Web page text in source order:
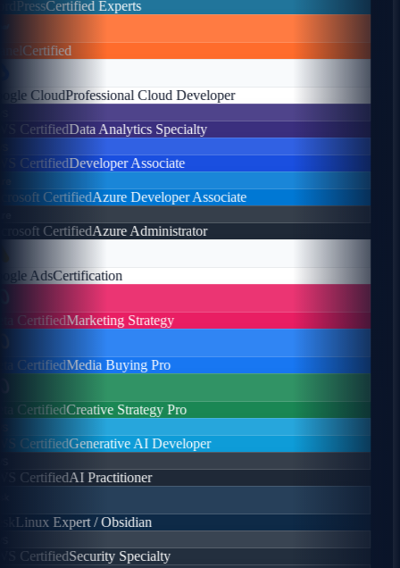
Certified Experts
Certified
CloudProfessional Cloud Developer
CertifiedData Analytics Specialty
CertifiedDeveloper Associate
CertifiedAzure Developer Associate
CertifiedAzure Administrator
AdsCertification
CertifiedMarketing Strategy
CertifiedMedia Buying Pro
CertifiedCreative Strategy Pro
CertifiedGenerative AI Developer
CertifiedAI Practitioner
Linux Expert / Obsidian
CertifiedSecurity Specialty